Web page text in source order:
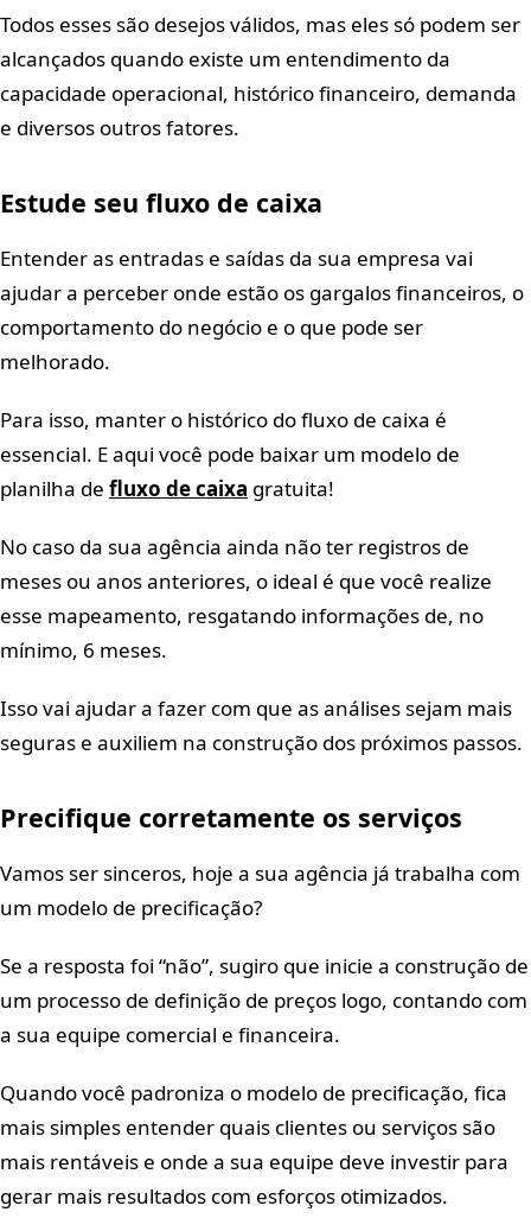
Todos esses são desejos válidos, mas eles só podem ser
alcançados quando existe um entendimento da
capacidade operacional, histórico financeiro, demanda
e diversos outros fatores.
Estude seu fluxo de caixa
Entender as entradas e saídas da sua empresa vai
ajudar a perceber onde estão os gargalos financeiros, o
comportamento do negócio e o que pode ser
melhorado.
Para isso, manter o histórico do fluxo de caixa é
essencial. E aqui você pode baixar um modelo de
planilha de fluxo de caixa gratuita!
No caso da sua agência ainda não ter registros de
meses ou anos anteriores, o ideal é que você realize
esse mapeamento, resgatando informações de, no
mínimo, 6 meses.
Isso vai ajudar a fazer com que as análises sejam mais
seguras e auxiliem na construção dos próximos passos.
Precifique corretamente os serviços
Vamos ser sinceros, hoje a sua agência já trabalha com
um modelo de precificação?
Se a resposta foi “não”, sugiro que inicie a construção de
um processo de definição de preços logo, contando com
a sua equipe comercial e financeira.
Quando você padroniza o modelo de precificação, fica
mais simples entender quais clientes ou serviços são
mais rentáveis e onde a sua equipe deve investir para
gerar mais resultados com esforços otimizados.